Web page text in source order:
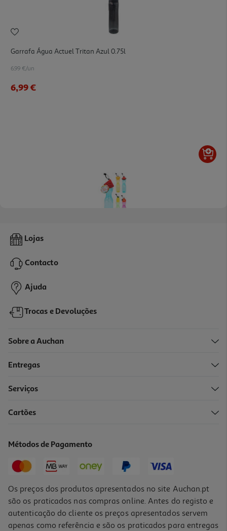
Garrafa Água Actuel Tritan Azul 0.75l
6.99 €/un
6,99 €
Garrafa De Água 500ml Cores Sortidas
2,49 €
Lojas
Contacto
Ajuda
Trocas e Devoluções
Sobre a Auchan
Entregas
Serviços
Cartões
Métodos de Pagamento
Os preços dos produtos apresentados no site Auchan.pt
são os praticados nas compras online. Antes do registo e
autenticação do cliente os preços apresentados servem
apenas como referência e são os praticados para entregas